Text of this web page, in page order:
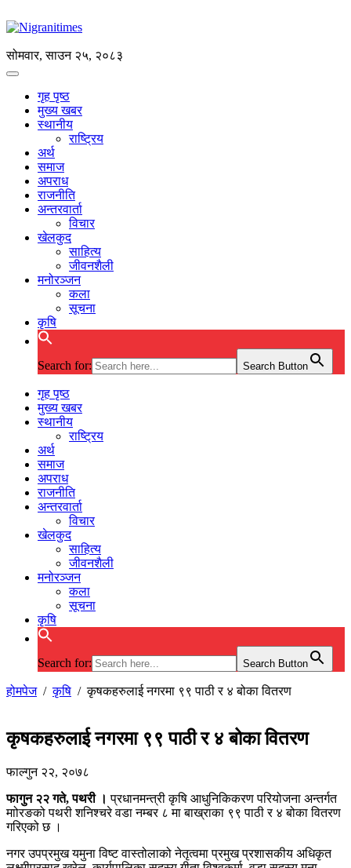
सोमवार, साउन २५, २०८३
गृह पृष्ठ
मुख्य खबर
स्थानीय
राष्ट्रिय
अर्थ
समाज
अपराध
राजनीति
अन्तरवार्ता
विचार
खेलकुद
साहित्य
जीवनशैली
मनोरञ्जन
कला
सूचना
कृषि
Search for: Search Button
गृह पृष्ठ
मुख्य खबर
स्थानीय
राष्ट्रिय
अर्थ
समाज
अपराध
राजनीति
अन्तरवार्ता
विचार
खेलकुद
साहित्य
जीवनशैली
मनोरञ्जन
कला
सूचना
कृषि
Search for: Search Button
होमपेज/कृषि /कृषकहरुलाई नगरमा ९९ पाठी र ४ बोका वितरण
कृषकहरुलाई नगरमा ९९ पाठी र ४ बोका वितरण
फाल्गुन २२, २०७८
फागुन २२ गते, पथरी । प्रधानमन्त्री कृषि आधुनिकिकरण परियोजना अन्तर्गत
माोरङको पथरी शनिश्चरे वडा नम्बर ८ मा बाख्राका ९९ पाठी र ४ बोका वितरण
गरिएको छ ।
नगर उपप्रमुख यमुना विष्ट वास्तोलाको नेतृत्वमा प्रमुख प्रशासकीय अधिकृत